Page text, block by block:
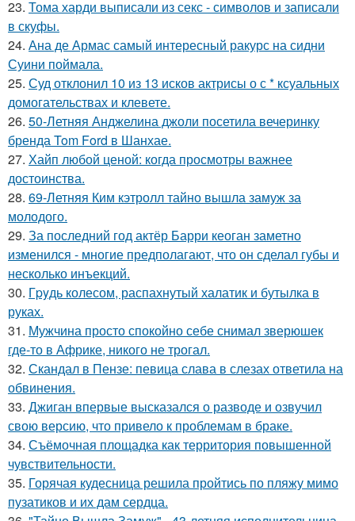
23. Тома харди выписали из секс - символов и записали
в скуфы.
24. Ана де Армас самый интересный ракурс на сидни
Суини поймала.
25. Суд отклонил 10 из 13 исков актрисы о с * ксуальных
домогательствах и клевете.
26. 50-Летняя Анджелина джоли посетила вечеринку
бренда Tom Ford в Шанхае.
27. Хайп любой ценой: когда просмотры важнее
достоинства.
28. 69-Летняя Ким кэтролл тайно вышла замуж за
молодого.
29. За последний год актёр Барри кеоган заметно
изменился - многие предполагают, что он сделал губы и
несколько инъекций.
30. Гpyдь колесом, распахнутый халатик и бутылка в
руках.
31. Мужчина просто спокойно себе снимал зверюшек
где-то в Африке, никого не трогал.
32. Скандал в Пензе: певица слава в слезах ответила на
обвинения.
33. Джиган впервые высказался о разводе и озвучил
свою версию, что привело к проблемам в браке.
34. Съёмочная площадка как территория повышенной
чувствительности.
35. Горячая кудесница решила пройтись по пляжу мимо
пузатиков и их дам сердца.